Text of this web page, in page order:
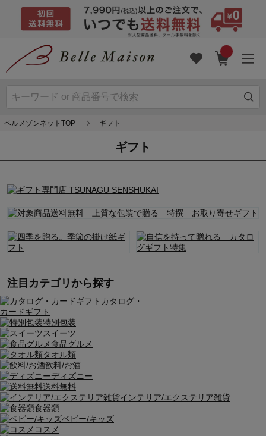
ベルメゾンネットTOP ギフト
ギフト
注目カテゴリから探す
カタログ・
カードギフト
特別包装
スイーツ
食品グルメ
タオル類
飲料/お酒
ディズニー
送料無料
インテリア/エクステリア雑貨
食器類
ベビー/キッズ
コスメ